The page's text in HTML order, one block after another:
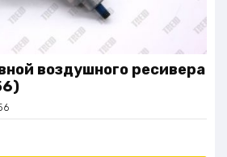
воздушного ресивера